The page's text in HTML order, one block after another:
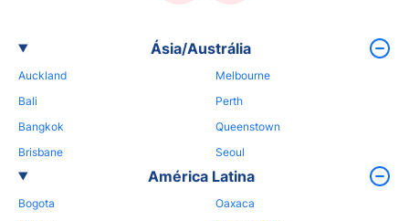
Ásia/Austrália
Auckland
Bali
Bangkok
Brisbane
Melbourne
Perth
Queenstown
Seoul
América Latina
Bogota
Oaxaca